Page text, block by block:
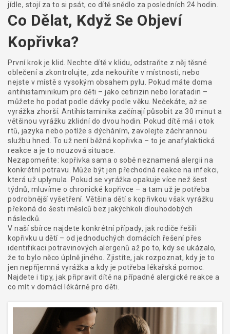
jídle, stojí za to si psát, co dítě snědlo za posledních 24 hodin.
Co Dělat, Když Se Objeví
Kopřivka?
První krok je klid. Nechte dítě v klidu, odstraňte z něj těsné
oblečení a zkontrolujte, zda nekouříte v místnosti, nebo
nejste v místě s vysokým obsahem pylu. Pokud máte doma
antihistaminikum pro děti – jako cetirizin nebo loratadin –
můžete ho podat podle dávky podle věku. Nečekáte, až se
vyrážka zhorší. Antihistaminika začínají působit za 30 minut a
většinou vyrážku zklidní do dvou hodin. Pokud dítě má i otok
rtů, jazyka nebo potíže s dýcháním, zavolejte záchrannou
službu hned. To už není běžná kopřivka – to je anafylaktická
reakce a je to nouzová situace.
Nezapomeňte: kopřivka sama o sobě neznamená alergii na
konkrétní potravu. Může být jen přechodná reakce na infekci,
která už uplynula. Pokud se vyrážka opakuje více než šest
týdnů, mluvíme o chronické kopřivce – a tam už je potřeba
podrobnější vyšetření. Většina dětí s kopřivkou však vyrážku
překoná do šesti měsíců bez jakýchkoli dlouhodobých
následků.
V naší sbírce najdete konkrétní případy, jak rodiče řešili
kopřivku u dětí – od jednoduchých domácích řešení přes
identifikaci potravinových alergenů až po to, kdy se ukázalo,
že to bylo něco úplně jiného. Zjistíte, jak rozpoznat, kdy je to
jen nepříjemná vyrážka a kdy je potřeba lékařská pomoc.
Najdete i tipy, jak připravit dítě na případné alergické reakce a
co mít v domácí lékárně pro děti.